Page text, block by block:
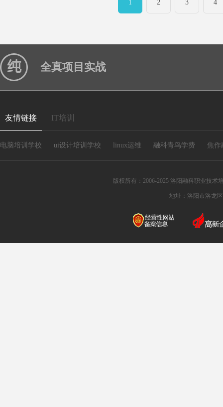
1 2 3 4
全真项目实战
友情链接 IT培训
电脑培训学校 ui设计培训学校 linux运维 融科青鸟学费 焦作
版权所有：2006-2025 洛阳融科职业技术
地址：洛阳市洛龙